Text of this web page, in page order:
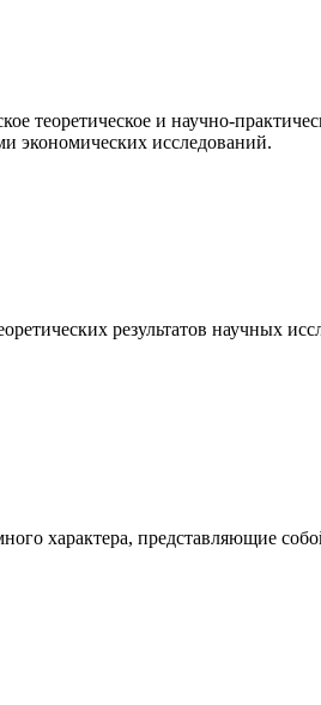
и научно-
экономических исследований.
результатов научных
характера, представляющие